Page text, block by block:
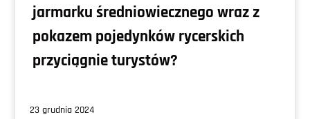
jarmarku średniowiecznego wraz z
pokazem pojedynków rycerskich
przyciągnie turystów?
23 grudnia 2024